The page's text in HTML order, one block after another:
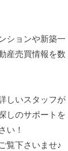
ションや新築一
産売買情報を数
しいスタッフが
しのサポートを
い！
覧下さいませ♪